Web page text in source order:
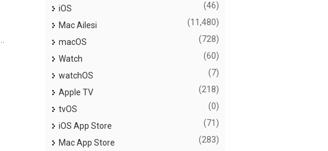
iOS (46)
Mac Ailesi (11,480)
macOS (728)
Watch (60)
watchOS (7)
Apple TV (218)
tvOS (0)
iOS App Store (71)
Mac App Store (283)